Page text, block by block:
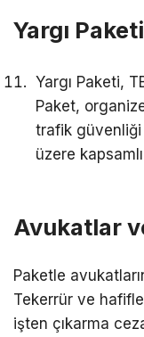
Yargı
Yargı Paketi,
Paket,
trafik
üzere
Avukatlar
Paketle
Tekerrür ve
işten çıkarma